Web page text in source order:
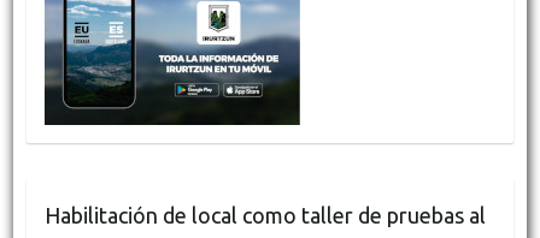
Habilitación de local como taller de pruebas al